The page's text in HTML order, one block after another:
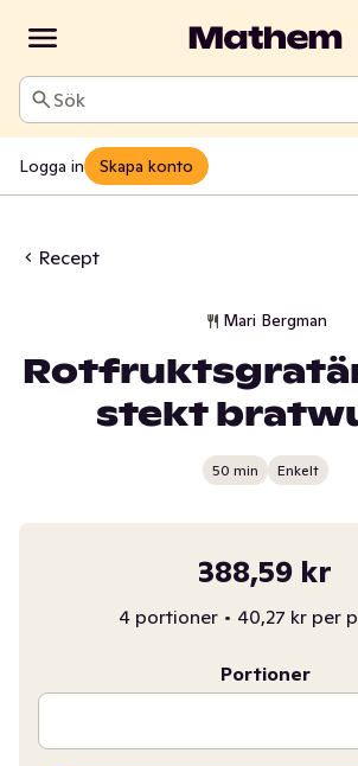
Sök
Logga in Skapa konto
Recept
Mari Bergman
stekt
50 min Enkelt
388,59 kr
4 portioner • 40,27 kr per
Portioner